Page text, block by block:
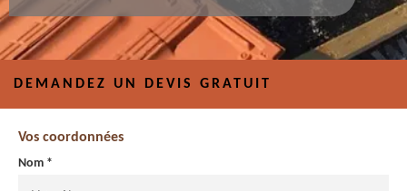
DEMANDEZ UN DEVIS GRATUIT
Vos coordonnées
Nom *